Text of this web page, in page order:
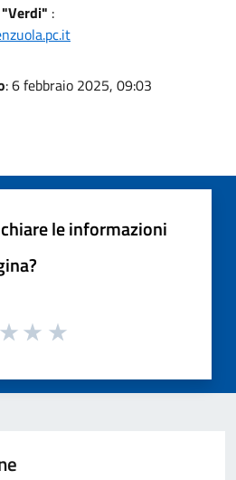
:
: 6 febbraio 2025, 09:03
le informazioni